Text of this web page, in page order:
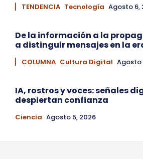
▏ TENDENCIA Tecnología Agosto 6,
De la información a la
a distinguir mensajes en la
▏ COLUMNA Cultura Digital Agosto
IA, rostros y voces: señales
despiertan confianza
Ciencia Agosto 5, 2026